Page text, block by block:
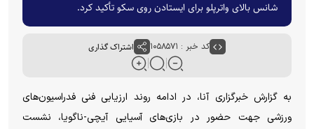
شانس بالای واترپلو برای ایستادن روی سکو تأکید کرد.
کد خبر : ۱۰۵۸۵۷۱ اشتراک گذاری
به گزارش خبرگزاری آنا، در ادامه روند ارزیابی فنی فدراسیون‌های
ورزشی جهت حضور در بازی‌های آسیایی آیچی-ناگویا، نشست